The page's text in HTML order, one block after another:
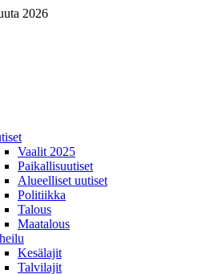
2026
Vaalit 2025
Paikallisuutiset
Alueelliset uutiset
Politiikka
Talous
Maatalous
Kesälajit
Talvilajit